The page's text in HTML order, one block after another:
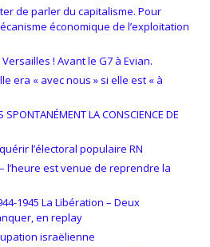
de parler du capitalisme. Pour
économique de l’exploitation
! Avant le G7 à Evian.
era « avec nous » si elle est « à
SPONTANÉMENT LA CONSCIENCE DE
l’électoral populaire RN
l’heure est venue de reprendre la
1945 La Libération – Deux
en replay
israëlienne